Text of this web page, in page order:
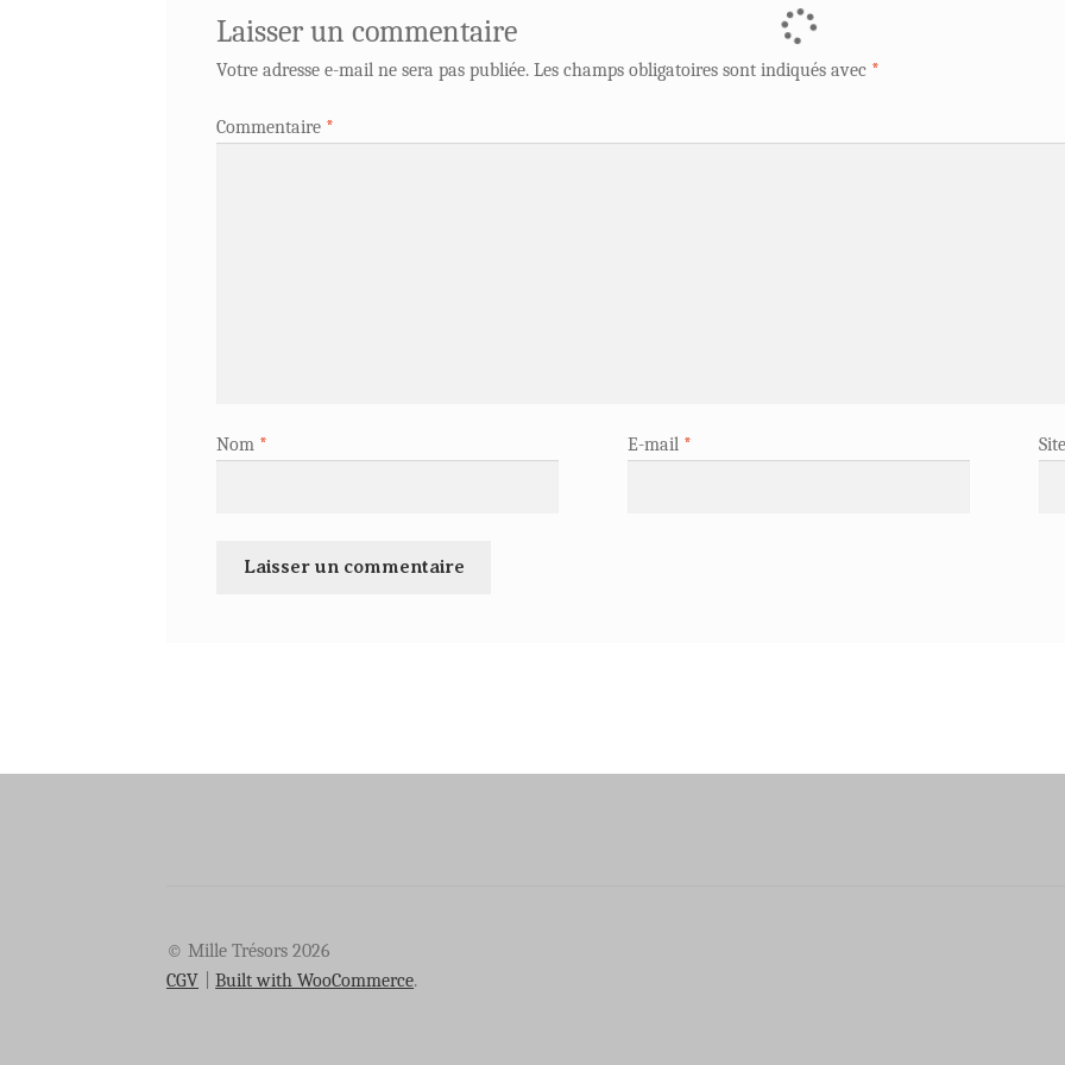
Laisser un commentaire
Votre adresse e-mail ne sera pas publiée. Les champs obligatoires sont indiqués avec *
Commentaire *
Nom * E-mail *
© Mille Trésors 2026
CGV
Built with WooCommerce.